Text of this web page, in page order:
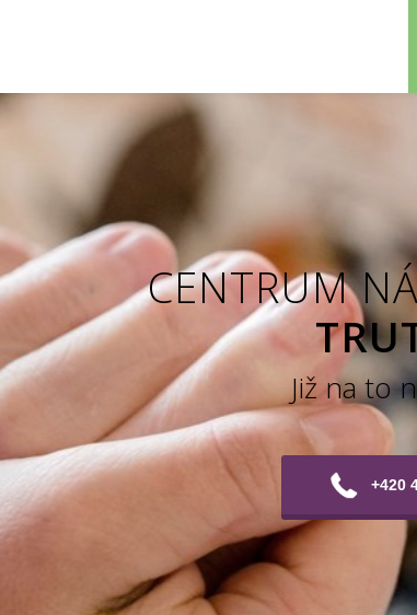
CENTRUM
Již na to
+420